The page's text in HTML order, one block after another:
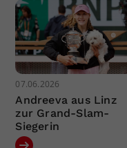
07.06.2026
Andreeva aus Linz
zur Grand-Slam-
Siegerin